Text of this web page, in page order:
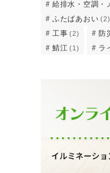
給排水・空調・
ふたばあおい (2)
工事 (2) 防
鯖江 (1) ラ